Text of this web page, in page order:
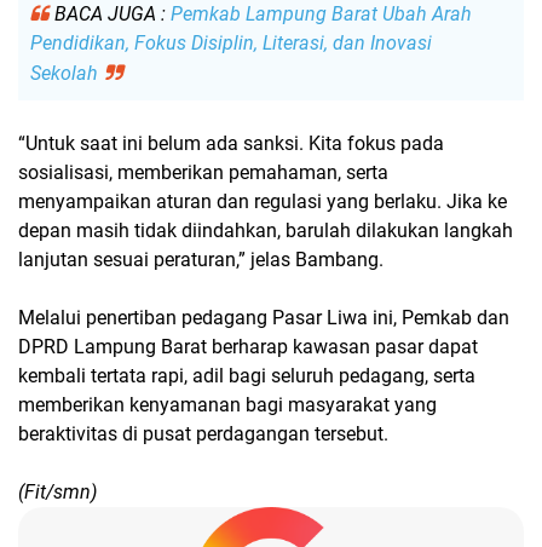
BACA JUGA : Pemkab Lampung Barat Ubah Arah
Pendidikan, Fokus Disiplin, Literasi, dan Inovasi
Sekolah
“Untuk saat ini belum ada sanksi. Kita fokus pada
sosialisasi, memberikan pemahaman, serta
menyampaikan aturan dan regulasi yang berlaku. Jika ke
depan masih tidak diindahkan, barulah dilakukan langkah
lanjutan sesuai peraturan,” jelas Bambang.
Melalui penertiban pedagang Pasar Liwa ini, Pemkab dan
DPRD Lampung Barat berharap kawasan pasar dapat
kembali tertata rapi, adil bagi seluruh pedagang, serta
memberikan kenyamanan bagi masyarakat yang
beraktivitas di pusat perdagangan tersebut.
(Fit/smn)